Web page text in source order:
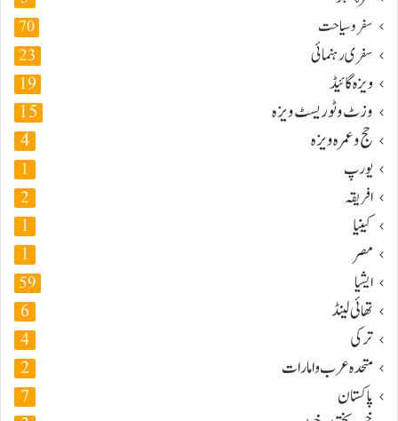
سفر و سیاحت 70
سفری رہنمائی 23
ویزہ گائیڈ 19
وزٹ و ٹوریسٹ ویزہ 15
حج و عمرہ ویزہ 4
یورپ 1
افریقہ 2
کینیا 1
مصر 1
ایشیا 59
تھائی لینڈ 6
ترکی 4
متحدہ عرب و امارات 2
پاکستان 7